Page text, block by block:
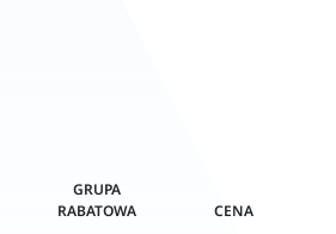
GRUPA
RABATOWA
CENA